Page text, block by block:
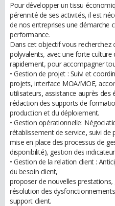
Pour développer un tissu
pérennité de ses activités, il est
de nos entreprises une démarche
performance.
Dans cet objectif vous
polyvalents, avec une forte culture
rapidement, pour accompagner
• Gestion de projet : Suivi et
projets, interface MOA/MOE,
utilisateurs, assistance auprès des
rédaction des supports de
production et du déploiement.
• Gestion opérationnelle:
rétablissement de service, suivi
mise en place des processus de
disponibilité), gestion des
• Gestion de la relation client :
du besoin client,
proposer de nouvelles
résolution des
support client.